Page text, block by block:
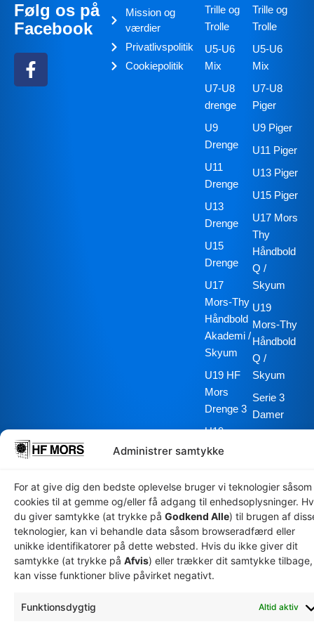
Administrer samtykke
For at give dig den bedste oplevelse bruger vi teknologier såsom
cookies til at gemme og/eller få adgang til enhedsoplysninger.
du giver samtykke (at trykke på Godkend Alle) til brugen af
teknologier, kan vi behandle data såsom browseradfærd eller
unikke identifikatorer på dette websted. Hvis du ikke giver dit
samtykke (at trykke på Afvis) eller trækker dit samtykke tilbage,
kan visse funktioner blive påvirket negativt.
Funktionsdygtig Altid aktiv
Følg os på
Facebook
Mission og
værdier
Privatlivspolitik
Cookiepolitik
Trille og
Trolle
U5-U6
Mix
U7-U8
drenge
U9
Drenge
U11
Drenge
U13
Drenge
U15
Drenge
U17
Mors-Thy
Håndbold
Akademi /
Skyum
U19 HF
Mors
Drenge 3
U19
Mors-Thy
Akademi /
Skyum
Herre
Senior
Serie 1
Herre
Trille og
Trolle
U5-U6
Mix
U7-U8
Piger
U9 Piger
U11 Piger
U13 Piger
U15 Piger
U17 Mors
Thy
Håndbold
Q /
Skyum
U19
Mors-Thy
Håndbold
Q /
Skyum
Serie 3
Damer
Q